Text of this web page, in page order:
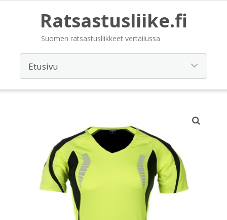
Ratsastusliike.fi
Suomen ratsastusliikkeet vertailussa